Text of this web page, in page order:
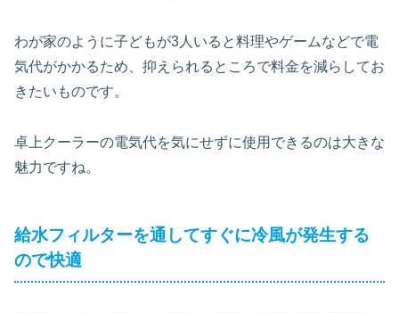
わが家のように子どもが3人いると料理やゲームなどで電
気代がかかるため、抑えられるところで料金を減らしてお
きたいものです。
卓上クーラーの電気代を気にせずに使用できるのは大きな
魅力ですね。
給水フィルターを通してすぐに冷風が発生する
ので快適